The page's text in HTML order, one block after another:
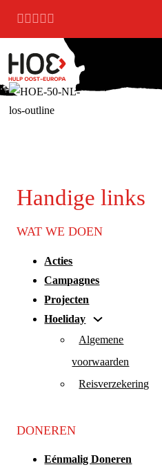
Ga naar hoofdinhoud
Ga naar voettekst
Handige links
WAT WE DOEN
Acties
Campagnes
Projecten
Hoeliday
Algemene
voorwaarden
Reisverzekering
DONEREN
Eénmalig Doneren